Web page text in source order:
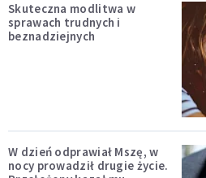
Skuteczna modlitwa w
sprawach trudnych i
beznadziejnych
W dzień odprawiał Mszę, w
nocy prowadził drugie życie.